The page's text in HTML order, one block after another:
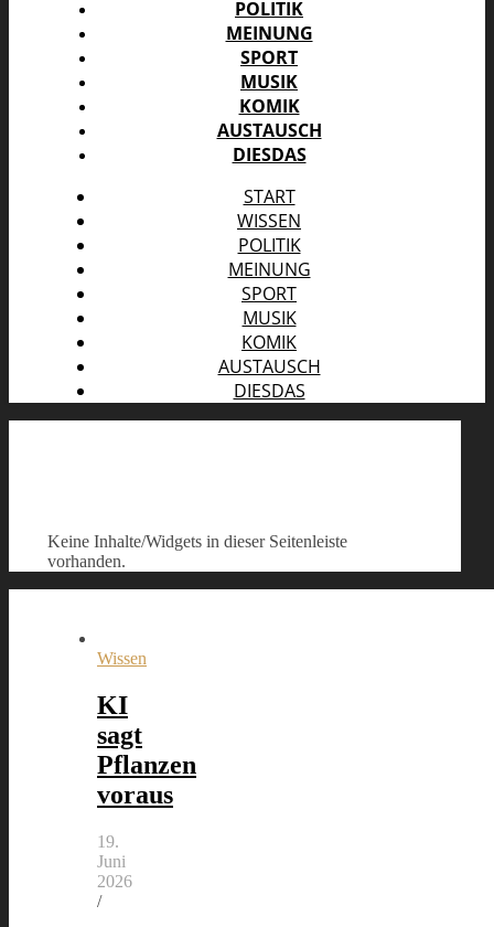
POLITIK
MEINUNG
SPORT
MUSIK
KOMIK
AUSTAUSCH
DIESDAS
START
WISSEN
POLITIK
MEINUNG
SPORT
MUSIK
KOMIK
AUSTAUSCH
DIESDAS
Keine Inhalte/Widgets in dieser Seitenleiste
vorhanden.
Wissen
KI
sagt
Pflanzen
voraus
19.
Juni
2026
/